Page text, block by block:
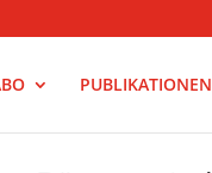
PUBLIKATIONEN